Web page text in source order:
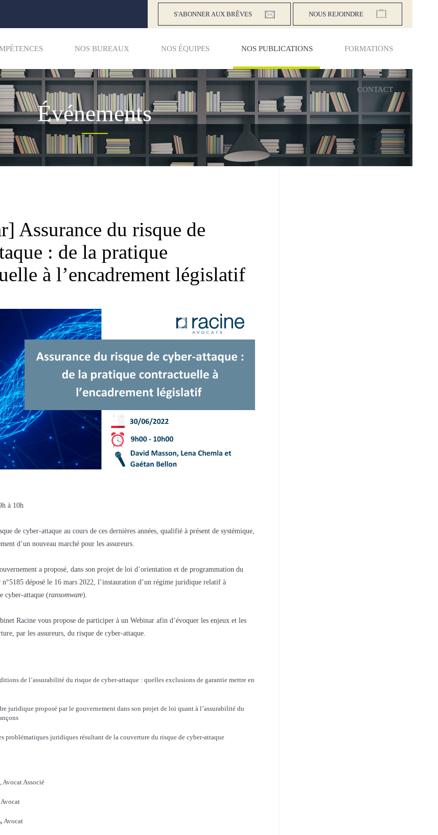
S'ABONNER AUX BRÊVES NOUS REJOINDRE
NOS BUREAUX NOS ÉQUIPES NOS PUBLICATIONS FORMATIONS
CONTACT
Événements
Assurance du risque de
: de la pratique
à l’encadrement législatif
à 10h
de cyber-attaque au cours de ces dernières années, qualifié à présent de systémique,
d’un nouveau marché pour les assureurs.
a proposé, dans son projet de loi d’orientation et de programmation du
déposé le 16 mars 2022, l’instauration d’un régime juridique relatif à
cyber-attaque (ransomware).
Racine vous propose de participer à un Webinar afin d’évoquer les enjeux et les
par les assureurs, du risque de cyber-attaque.
de l’assurabilité du risque de cyber-attaque : quelles exclusions de garantie mettre en
juridique proposé par le gouvernement dans son projet de loi quant à l’assurabilité du
problématiques juridiques résultant de la couverture du risque de cyber-attaque
, Avocat Associé
, Avocat
, Avocat